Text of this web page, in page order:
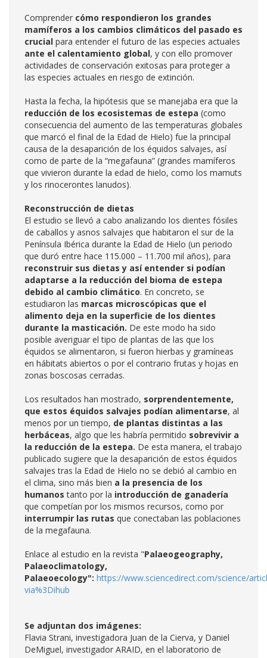
Comprender cómo respondieron los grandes
mamíferos a los cambios climáticos del pasado es
crucial para entender el futuro de las especies actuales
ante el calentamiento global, y con ello promover
actividades de conservación exitosas para proteger a
las especies actuales en riesgo de extinción.
Hasta la fecha, la hipótesis que se manejaba era que la
reducción de los ecosistemas de estepa (como
consecuencia del aumento de las temperaturas globales
que marcó el final de la Edad de Hielo) fue la principal
causa de la desaparición de los équidos salvajes, así
como de parte de la “megafauna” (grandes mamíferos
que vivieron durante la edad de hielo, como los mamuts
y los rinocerontes lanudos).
Reconstrucción de dietas
El estudio se llevó a cabo analizando los dientes fósiles
de caballos y asnos salvajes que habitaron el sur de la
Península Ibérica durante la Edad de Hielo (un periodo
que duró entre hace 115.000 – 11.700 mil años), para
reconstruir sus dietas y así entender si podían
adaptarse a la reducción del bioma de estepa
debido al cambio climático. En concreto, se
estudiaron las marcas microscópicas que el
alimento deja en la superficie de los dientes
durante la masticación. De este modo ha sido
posible averiguar el tipo de plantas de las que los
équidos se alimentaron, si fueron hierbas y gramíneas
en hábitats abiertos o por el contrario frutas y hojas en
zonas boscosas cerradas.
Los resultados han mostrado, sorprendentemente,
que estos équidos salvajes podían alimentarse, al
menos por un tiempo, de plantas distintas a las
herbáceas, algo que les habría permitido sobrevivir a
la reducción de la estepa. De esta manera, el trabajo
publicado sugiere que la desaparición de estos équidos
salvajes tras la Edad de Hielo no se debió al cambio en
el clima, sino más bien a la presencia de los
humanos tanto por la introducción de ganadería
que competían por los mismos recursos, como por
interrumpir las rutas que conectaban las poblaciones
de la megafauna.
Enlace al estudio en la revista "Palaeogeography,
Palaeoclimatology,
Palaeoecology": https://www.sciencedirect.com/science/
via%3Dihub
Se adjuntan dos imágenes:
Flavia Strani, investigadora Juan de la Cierva, y Daniel
DeMiguel, investigador ARAID, en el laboratorio de